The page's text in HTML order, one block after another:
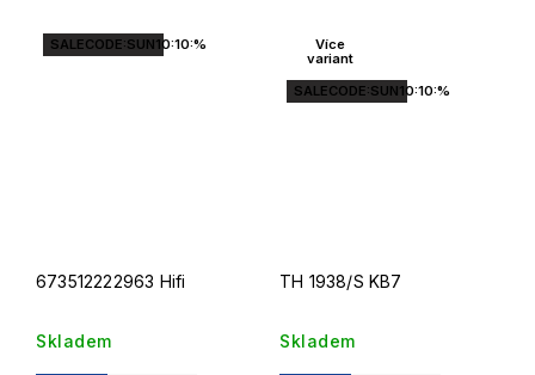
SALECODE:SUN10:10:%
673512222963 Hifi
Skladem
Více
variant
SALECODE:SUN10:10:%
TH 1938/S KB7
Skladem